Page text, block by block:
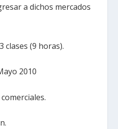
a dichos mercados
clases (9 horas).
2010